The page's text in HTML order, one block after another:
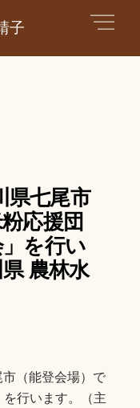
子
県七尾市
応援団
を行い
農林水
（能登会場）で
を行います。（主